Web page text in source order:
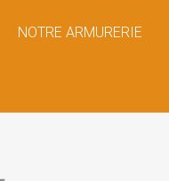
NOTRE ARMURERIE